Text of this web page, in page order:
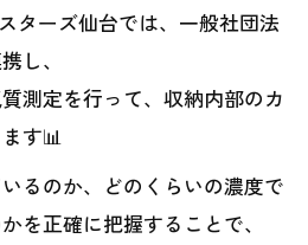
ターズ仙台では、一般社団法
し、
測定を行って、収納内部のカ
す📊
るのか、どのくらいの濃度で
を正確に把握することで、